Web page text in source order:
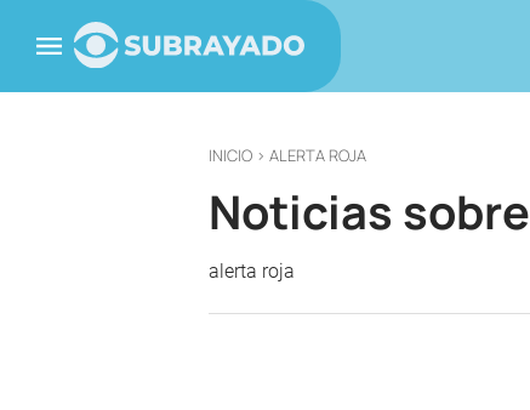
INICIO > ALERTA ROJA
Noticias sobre
alerta roja